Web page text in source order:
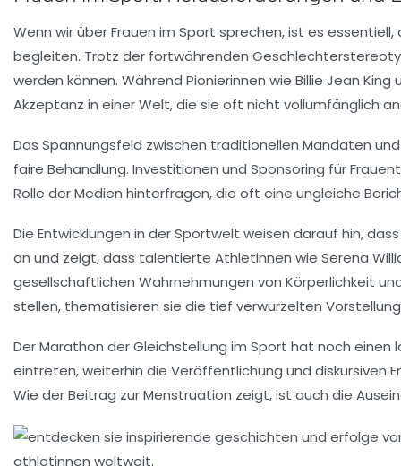
Wenn wir überFrauen im Sport sprechen, ist es
begleiten. Trotz der fortwährenden
werden können. Während Pionierinnen wie Billie Jean King
Akzeptanz in einer Welt, die sie oft nicht vollumfänglich
Das Spannungsfeld zwischen traditionellen Mandaten
faire Behandlung. Investitionen und Sponsoring für
Rolle der Medien hinterfragen, die oft eine ungleiche
Die Entwicklungen in der Sportwelt weisen darauf hin,
an und zeigt, dass talentierte Athletinnen wie Serena
gesellschaftlichen Wahrnehmungen von Körperlichkeit
stellen, thematisieren sie die tief verwurzelten
Der Marathon der Gleichstellung im Sport hat noch einen
eintreten, weiterhin die Veröffentlichung und diskursiven
Wie der Beitrag zurMenstruation zeigt, ist auch die